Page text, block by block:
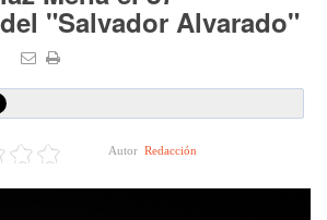
"Salvador Alvarado"
Autor Redacción